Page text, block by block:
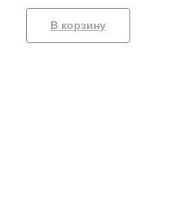
В корзину